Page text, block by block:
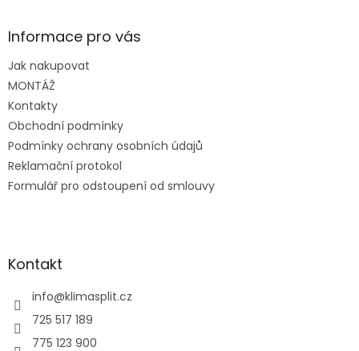
aInformace pro vás
Jak nakupovat
MONTÁŽ
Kontakty
Obchodní podmínky
Podmínky ochrany osobních údajů
Reklamační protokol
Formulář pro odstoupení od smlouvy
Kontakt
info@klimasplit.cz
725 517 189
775 123 900